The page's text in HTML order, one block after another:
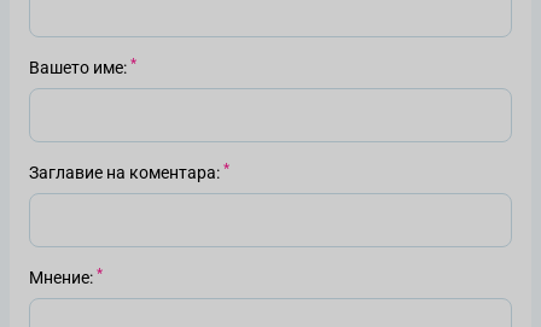
Вашето име
Заглавие на коментара
Мнение